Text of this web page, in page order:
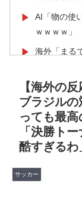
▶
AI「物の使
ｗｗｗｗ」
▶
海外「まる
▶
韓国人「熊
凄まじい状
▶ 海外「先進
何故なのか
▶ 米：トラン
的の出産ツ
[海外の反応]
増水した川
【海外の
ブラジル
っても最高
「決勝ト
酷すぎるわ
サッカー